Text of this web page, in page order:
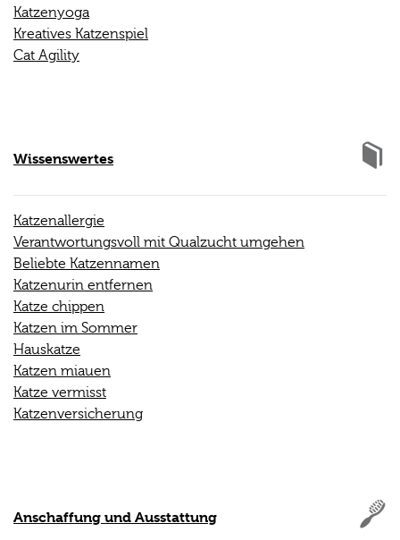
Katzenyoga
Kreatives Katzenspiel
Cat Agility
Wissenswertes
Katzenallergie
Verantwortungsvoll mit Qualzucht umgehen
Beliebte Katzennamen
Katzenurin entfernen
Katze chippen
Katzen im Sommer
Hauskatze
Katzen miauen
Katze vermisst
Katzenversicherung
Anschaffung und Ausstattung